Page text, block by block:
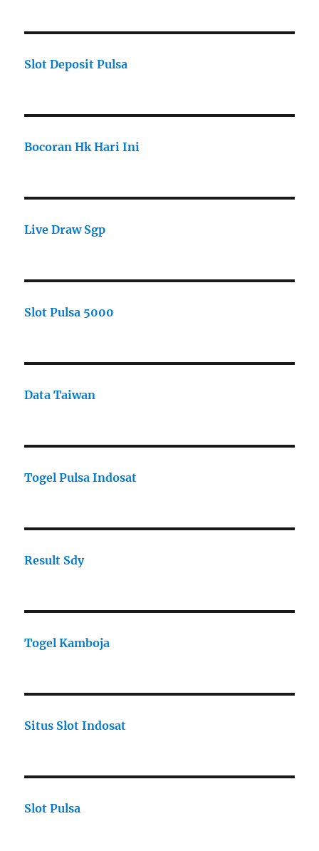
Slot Deposit Pulsa
Bocoran Hk Hari Ini
Live Draw Sgp
Slot Pulsa 5000
Data Taiwan
Togel Pulsa Indosat
Result Sdy
Togel Kamboja
Situs Slot Indosat
Slot Pulsa